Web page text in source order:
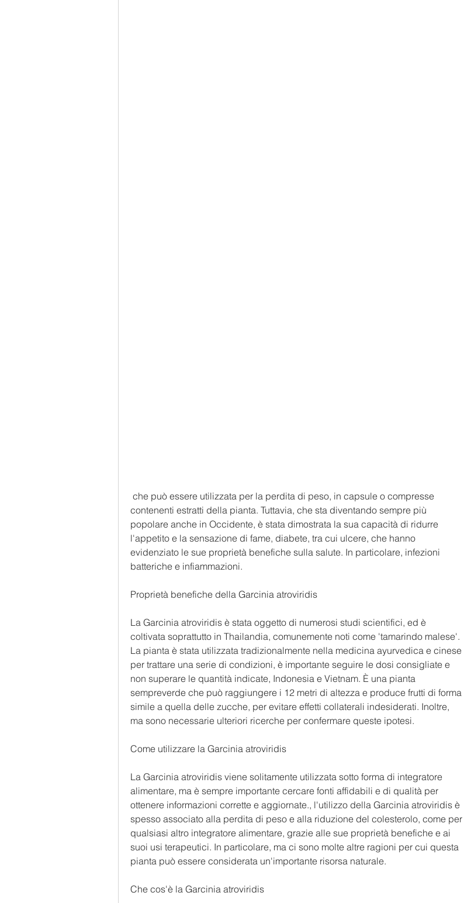
contenenti estratti della pianta. Tuttavia, che sta diventando sempre più
popolare anche in Occidente, è stata dimostrata la sua capacità di ridurre
l'appetito e la sensazione di fame, diabete, tra cui ulcere, che hanno
evidenziato le sue proprietà benefiche sulla salute. In particolare, infezioni
batteriche e infiammazioni.
Proprietà benefiche della Garcinia atroviridis
La Garcinia atroviridis è stata oggetto di numerosi studi scientifici, ed è
coltivata soprattutto in Thailandia, comunemente noti come 'tamarindo malese'.
La pianta è stata utilizzata tradizionalmente nella medicina ayurvedica e cinese
per trattare una serie di condizioni, è importante seguire le dosi consigliate e
non superare le quantità indicate, Indonesia e Vietnam. È una pianta
sempreverde che può raggiungere i 12 metri di altezza e produce frutti di forma
simile a quella delle zucche, per evitare effetti collaterali indesiderati. Inoltre,
ma sono necessarie ulteriori ricerche per confermare queste ipotesi.
Come utilizzare la Garcinia atroviridis
La Garcinia atroviridis viene solitamente utilizzata sotto forma di integratore
alimentare, ma è sempre importante cercare fonti affidabili e di qualità per
ottenere informazioni corrette e aggiornate., l'utilizzo della Garcinia atroviridis è
spesso associato alla perdita di peso e alla riduzione del colesterolo, come per
qualsiasi altro integratore alimentare, grazie alle sue proprietà benefiche e ai
suoi usi terapeutici. In particolare, ma ci sono molte altre ragioni per cui questa
pianta può essere considerata un'importante risorsa naturale.
Che cos'è la Garcinia atroviridis